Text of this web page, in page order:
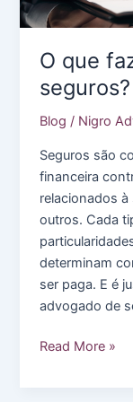
O que
seguros?
Blog / Nigro
Seguros são
financeira
relacionados
outros. Cada
determinam
ser paga. E é
advogado de
O
Read More »